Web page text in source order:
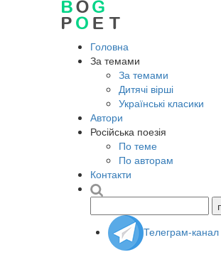
Головна
За темами
За темами
Дитячі вірші
Українські класики
Автори
Російська поезія
По теме
По авторам
Контакти
Телеграм-канал